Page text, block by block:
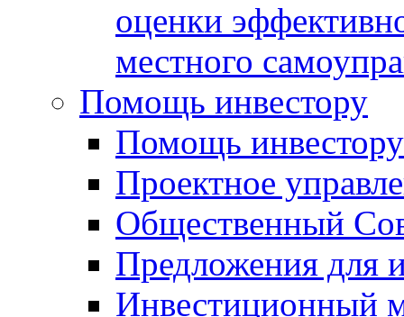
оценки
местного
Помощь инвестору
Помощь инвестору
Проектное
Общественный
Предложения для
Инвестиционный